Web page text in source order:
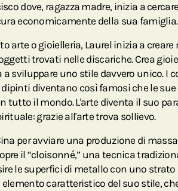
dove, ragazza madre, inizia a
economicamente della sua famiglia.
arte o gioielleria, Laurel inizia a
trovati nelle discariche. Crea
sviluppare uno stile davvero unico. I
diventano così famosi che le sue
tutto il mondo. L'arte diventa il suo
grazie all'arte trova sollievo.
per avviare una produzione di
il “cloisonné,” una tecnica
le superfici di metallo con uno strato
caratteristico del suo stile,